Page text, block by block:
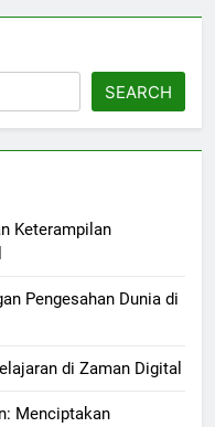
SEARCH
Keterampilan
Pengesahan Dunia di
di Zaman Digital
Menciptakan